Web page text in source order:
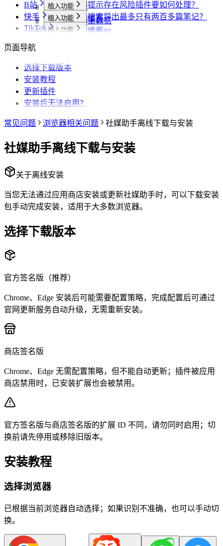
小红书提示存在风险插件要如何处理？
为什么搜索导出最多只有两百多篇笔记？
专辑页
笔记详情页
搜索页
批量采集
采集博主数据
采集评论数据
其他功能
链接转换
植入功能
搜索页
达人详情页
批量采集
采集达人数据
其他功能
B站
植入功能
搜索页
批量采集
采集视频数据
快手
植入功能
视频详情页
采集评论数据
链接转换
TikTok
视频详情页
采集达人数据
其他功能
页面导航
选择下载版本
安装教程
更新插件
安装后无法启用？
常见问题 浏览器相关问题 社媒助手离线下载与安装
社媒助手离线下载与安装
关于离线安装
当您无法通过应用商店安装或更新社媒助手时，可以下载安装
包手动完成安装，适用于大多数浏览器。
选择下载版本
官方签名版（推荐）
Chrome、Edge 安装后可能需要配置策略，完成配置后可通过
官网更新服务自动升级，无需重新安装。
商店签名版
Chrome、Edge 无需配置策略，但不能自动更新；插件被应用
商店禁用时，已安装扩展也会被禁用。
官方签名版与商店签名版的扩展 ID 不同，请勿同时启用；切
换前请先停用或移除旧版本。
安装教程
选择浏览器
已根据当前浏览器自动选择；如果识别不准确，也可以手动切
换。